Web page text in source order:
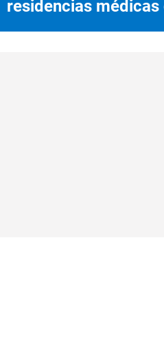
residencias médicas